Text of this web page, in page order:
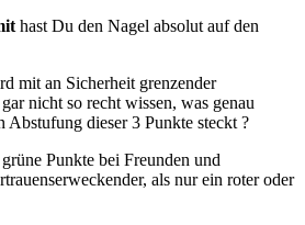
hast Du den Nagel absolut auf den
mit an Sicherheit grenzender
nicht so recht wissen, was genau
Abstufung dieser 3 Punkte steckt ?
Punkte bei Freunden und
als nur ein roter oder